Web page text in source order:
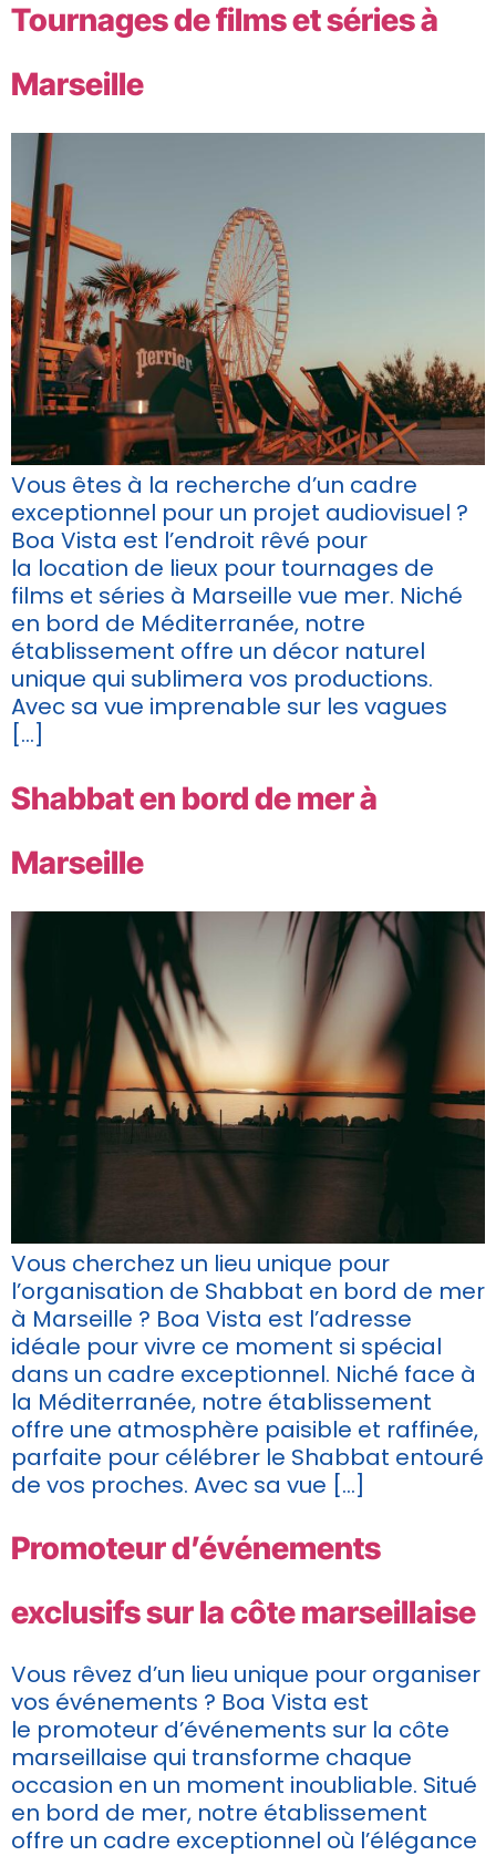
Tournages de films et séries à
Marseille
Vous êtes à la recherche d’un cadre
exceptionnel pour un projet audiovisuel ?
Boa Vista est l’endroit rêvé pour
la location de lieux pour tournages de
films et séries à Marseille vue mer. Niché
en bord de Méditerranée, notre
établissement offre un décor naturel
unique qui sublimera vos productions.
Avec sa vue imprenable sur les vagues
[…]
Shabbat en bord de mer à
Marseille
Vous cherchez un lieu unique pour
l’organisation de Shabbat en bord de mer
à Marseille ? Boa Vista est l’adresse
idéale pour vivre ce moment si spécial
dans un cadre exceptionnel. Niché face à
la Méditerranée, notre établissement
offre une atmosphère paisible et raffinée,
parfaite pour célébrer le Shabbat entouré
de vos proches. Avec sa vue […]
Promoteur d’événements
exclusifs sur la côte marseillaise
Vous rêvez d’un lieu unique pour organiser
vos événements ? Boa Vista est
le promoteur d’événements sur la côte
marseillaise qui transforme chaque
occasion en un moment inoubliable. Situé
en bord de mer, notre établissement
offre un cadre exceptionnel où l’élégance